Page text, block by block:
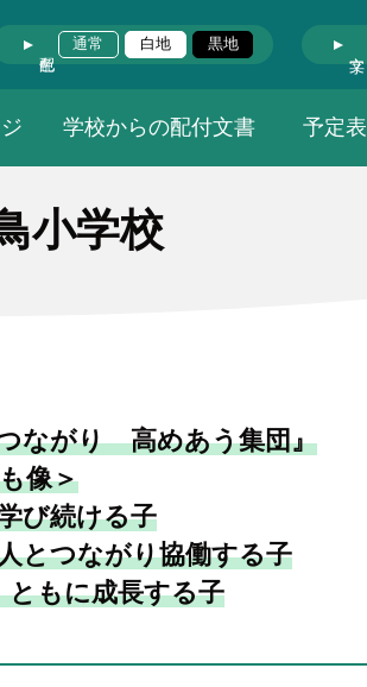
通常 白地 黒地
学校からの配付文書 予定表
小学校
ながり 高めあう集団』
像＞
び続ける子
とつながり協働する子
ともに成長する子